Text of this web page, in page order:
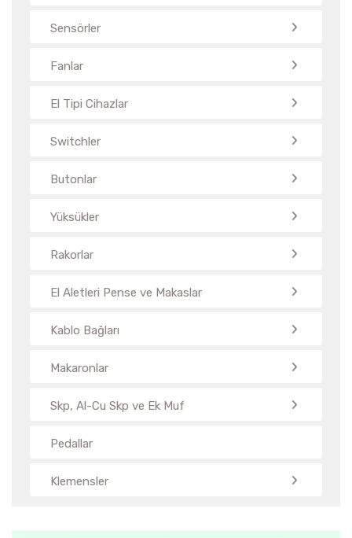
Sensörler
Fanlar
El Tipi Cihazlar
Switchler
Butonlar
Yüksükler
Rakorlar
El Aletleri Pense ve Makaslar
Kablo Bağları
Makaronlar
Skp, Al-Cu Skp ve Ek Muf
Pedallar
Klemensler